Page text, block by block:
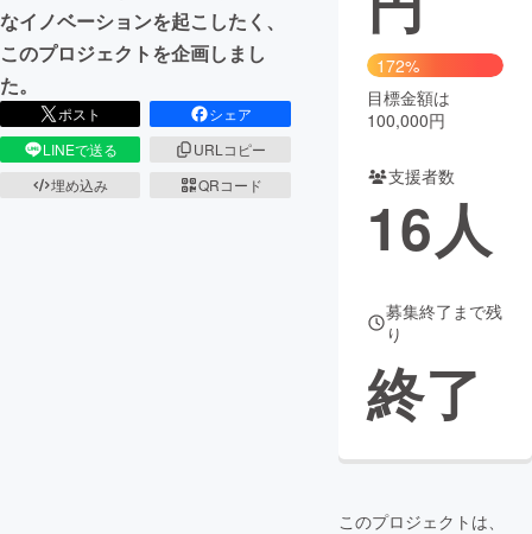
CAMPFIRE for Social Good
CAMPFIRE Creation
コミュニティ
なイノベーションを起こしたく、
このプロジェクトを企画しまし
た。
ポスト
シェア
LINEで送る
URLコピー
埋め込み
QRコード
172%
目標金額は
100,000円
支援者数
16人
募集終了まで残
り
終了
このプロジェクトは、